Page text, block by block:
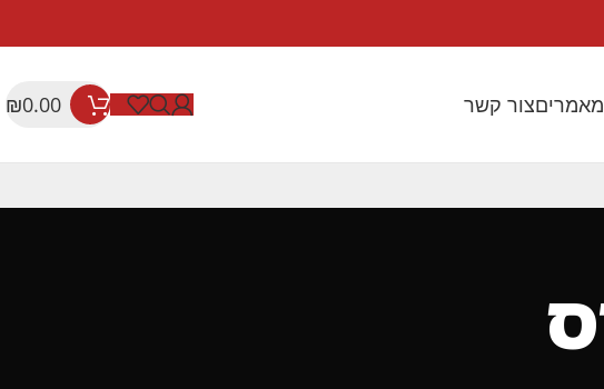
מאמריםצור קשר ₪0.00